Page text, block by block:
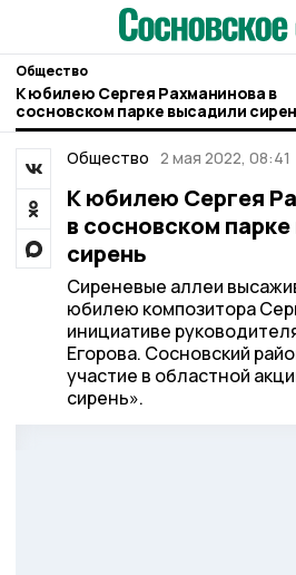
Общество
К юбилею Сергея Рахманинова в
сосновском парке высадили
Общество 2 мая 2022, 08:41
К юбилею Сергея
в сосновском
сирень
Сиреневые аллеи
юбилею композитора
инициативе
Егорова. Сосновский
участие в областной
сирень».